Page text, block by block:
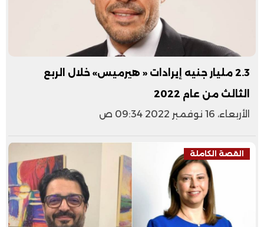
2.3 مليار جنيه إيرادات « هيرميس» خلال الربع
الثالث من عام 2022
الأربعاء، 16 نوفمبر 2022 09:34 ص
القصة الكاملة